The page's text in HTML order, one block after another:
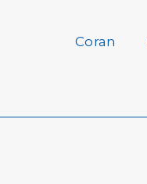
Coran